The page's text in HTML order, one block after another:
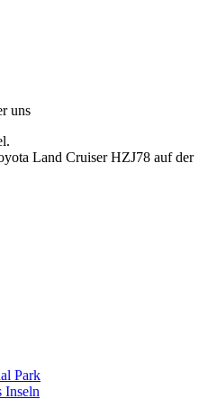
Land Cruiser HZJ78 auf der
Park
Inseln